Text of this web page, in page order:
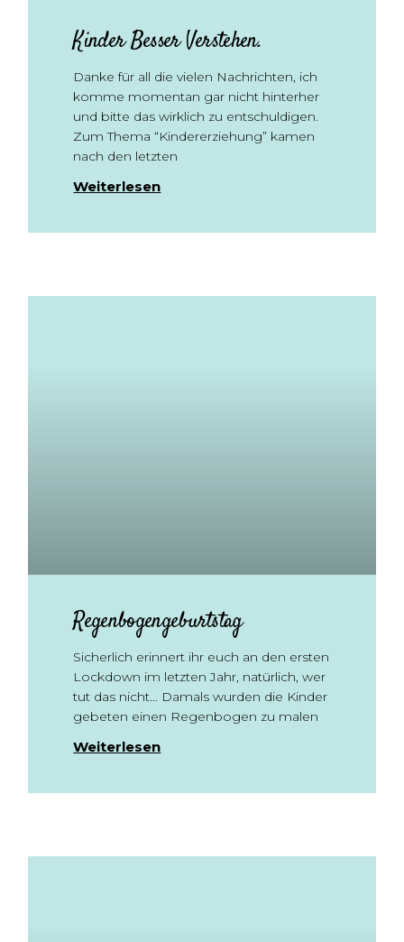
Kinder Besser Verstehen.
Danke für all die vielen Nachrichten, ich
komme momentan gar nicht hinterher
und bitte das wirklich zu entschuldigen.
Zum Thema “Kindererziehung” kamen
nach den letzten
Weiterlesen
Regenbogengeburtstag
Sicherlich erinnert ihr euch an den ersten
Lockdown im letzten Jahr, natürlich, wer
tut das nicht… Damals wurden die Kinder
gebeten einen Regenbogen zu malen
Weiterlesen